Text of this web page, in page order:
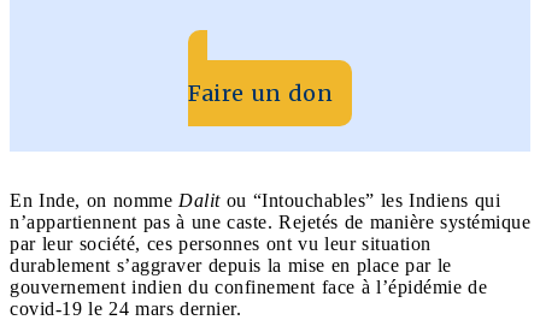
Faire un don
En Inde, on nomme Dalitou “Intouchables” les Indiens qui
n’appartiennent pas à une caste. Rejetés de manière systémique
par leur société, ces personnes ont vu leur situation
durablement s’aggraver depuis la mise en place par le
gouvernement indien du confinement face à l’épidémie de
covid-19 le 24 mars dernier.